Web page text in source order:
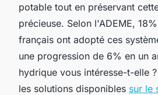
potable tout en préservant
précieuse. Selon l'ADEME,
français ont adopté ces
une progression de 6% en un
hydrique vous intéresse-t-elle
les solutions disponibles sur le